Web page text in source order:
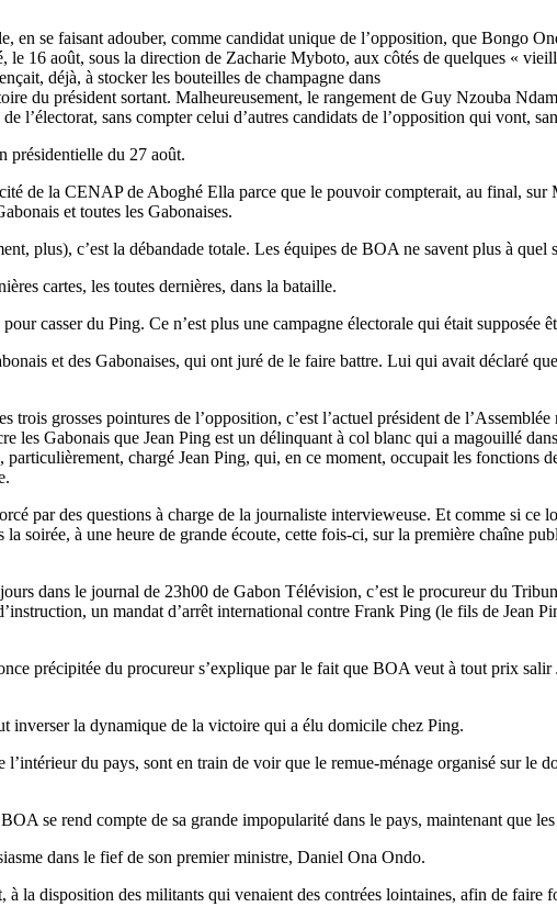
en se faisant adouber, comme candidat unique de l’opposition, que Bongo
le 16 août, sous la direction de Zacharie Myboto, aux côtés de quelques «
déjà, à stocker les bouteilles de champagne dans
du président sortant. Malheureusement, le rangement de Guy Nzouba
l’électorat, sans compter celui d’autres candidats de l’opposition qui vont,
présidentielle du 27 août.
de la CENAP de Aboghé Ella parce que le pouvoir compterait, au final,
et toutes les Gabonaises.
plus), c’est la débandade totale. Les équipes de BOA ne savent plus à quel
cartes, les toutes dernières, dans la bataille.
casser du Ping. Ce n’est plus une campagne électorale qui était supposée
et des Gabonaises, qui ont juré de le faire battre. Lui qui avait déclaré
trois grosses pointures de l’opposition, c’est l’actuel président de
les Gabonais que Jean Ping est un délinquant à col blanc qui a magouillé
chargé Jean Ping, qui, en ce moment, occupait les fonctions
par des questions à charge de la journaliste intervieweuse. Et comme si ce
soirée, à une heure de grande écoute, cette fois-ci, sur la première chaîne
dans le journal de 23h00 de Gabon Télévision, c’est le procureur du
un mandat d’arrêt international contre Frank Ping (le fils de Jean
précipitée du procureur s’explique par le fait que BOA veut à tout prix
inverser la dynamique de la victoire qui a élu domicile chez Ping.
du pays, sont en train de voir que le remue-ménage organisé sur le
se rend compte de sa grande impopularité dans le pays, maintenant que
dans le fief de son premier ministre, Daniel Ona Ondo.
la disposition des militants qui venaient des contrées lointaines, afin de faire